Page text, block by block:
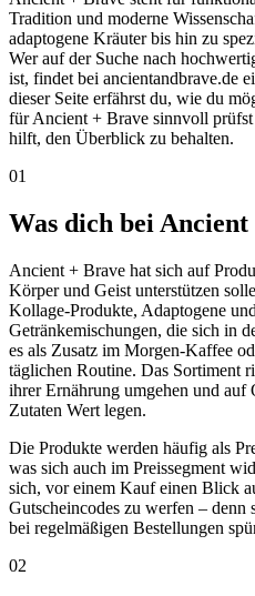
Tradition und moderne
adaptogene Kräuter bis hin zu
Wer auf der Suche nach
ist, findet bei ancientandbrave.de
dieser Seite erfährst du, wie du
für Ancient + Brave sinnvoll
hilft, den Überblick zu behalten.
01
Was dich bei
Ancient + Brave hat sich auf
Körper und Geist unterstützen
Kollage-Produkte, Adaptogene
Getränkemischungen, die sich in
es als Zusatz im Morgen-Kaffee
täglichen Routine. Das Sortiment
ihrer Ernährung umgehen und
Zutaten Wert legen.
Die Produkte werden häufig als
was sich auch im Preissegment
sich, vor einem Kauf einen Blick
Gutscheincodes zu werfen – denn
bei regelmäßigen Bestellungen
02